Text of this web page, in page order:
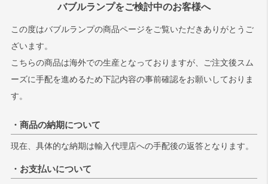
バブルランプをご検討中のお客様へ
この度はバブルランプの商品ページをご覧いただきありがとうご
ざいます。
こちらの商品は海外での生産となっておりますが、ご注文後スム
ーズに手配を進めるため下記内容の事前確認をお願いしておりま
す。
・商品の納期について
現在、具体的な納期は輸入代理店への手配後の返答となります。
・お支払いについて